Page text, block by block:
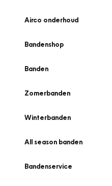
Airco onderhoud
Bandenshop
Banden
Zomerbanden
Winterbanden
All season banden
Bandenservice